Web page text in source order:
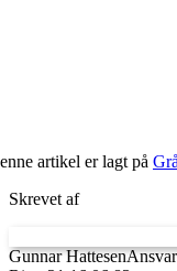
artikel er lagt på
Skrevet af
Gunnar Hattesen